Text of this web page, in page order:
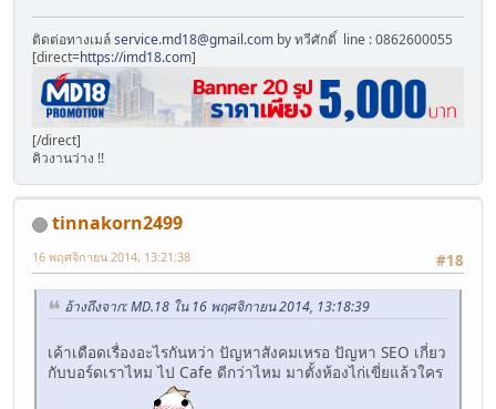
ติดต่อทางเมล์service.md18@gmail.com by ทวีศักดิ์ line : 0862600055
[direct=https://imd18.com]
[/direct]
คิวงานว่าง !!
tinnakorn2499
#18
16 พฤศจิกายน 2014, 13:21:38
อ้างถึงจาก: MD.18 ใน 16 พฤศจิกายน 2014, 13:18:39
เค้าเดือดเรื่องอะไรกันหว่า ปัญหาสังคมเหรอ ปัญหา SEO เกี่ยว
กับบอร์ดเราไหม ไป Cafe ดีกว่าไหม มาตั้งห้องไก่เขี่ยแล้วใคร